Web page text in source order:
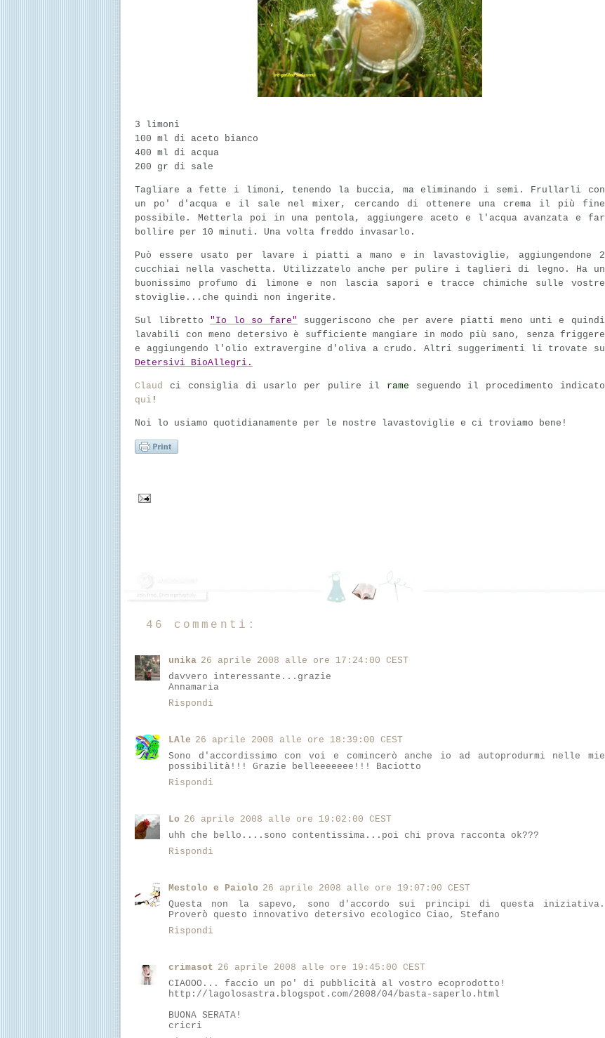
3 limoni
100 ml di aceto bianco
400 ml di acqua
200 gr di sale
Tagliare a fette i limoni, tenendo la buccia, ma eliminando i semi. Frullarli con
un po' d'acqua e il sale nel mixer, cercando di ottenere una crema il più fine
possibile. Metterla poi in una pentola, aggiungere aceto e l'acqua avanzata e far
bollire per 10 minuti. Una volta freddo invasarlo.
Può essere usato per lavare i piatti a mano e in lavastoviglie, aggiungendone 2
cucchiai nella vaschetta. Utilizzatelo anche per pulire i taglieri di legno. Ha un
buonissimo profumo di limone e non lascia sapori e tracce chimiche sulle vostre
stoviglie...che quindi non ingerite.
Sul libretto "Io lo so fare"
suggeriscono che per avere piatti meno unti e quindi
lavabili con meno detersivo è sufficiente mangiare in modo più sano, senza friggere
e aggiungendo l'olio extravergine d'oliva a crudo. Altri suggerimenti li trovate su
Detersivi BioAllegri.
Claud ci consiglia di usarlo per pulire il rame seguendo il procedimento indicato
qui !
Noi lo usiamo quotidianamente per le nostre lavastoviglie e ci troviamo bene!
46 commenti:
unika 26 aprile 2008 alle ore 17:24:00 CEST
davvero interessante...grazie
Annamaria
Rispondi
LAle 26 aprile 2008 alle ore 18:39:00 CEST
Sono d'accordissimo con voi e comincerò anche io ad autoprodurmi nelle mie
possibilità!!! Grazie belleeeeeee!!! Baciotto
Rispondi
Lo 26 aprile 2008 alle ore 19:02:00 CEST
uhh che bello....sono contentissima...poi chi prova racconta ok???
Rispondi
Mestolo e Paiolo 26 aprile 2008 alle ore 19:07:00 CEST
Questa non la sapevo, sono d'accordo sui principi di questa iniziativa.
Proverò questo innovativo detersivo ecologico Ciao, Stefano
Rispondi
crimasot 26 aprile 2008 alle ore 19:45:00 CEST
CIAOOO... faccio un po' di pubblicità al vostro ecoprodotto!
http://lagolosastra.blogspot.com/2008/04/basta-saperlo.html
BUONA SERATA!
cricri